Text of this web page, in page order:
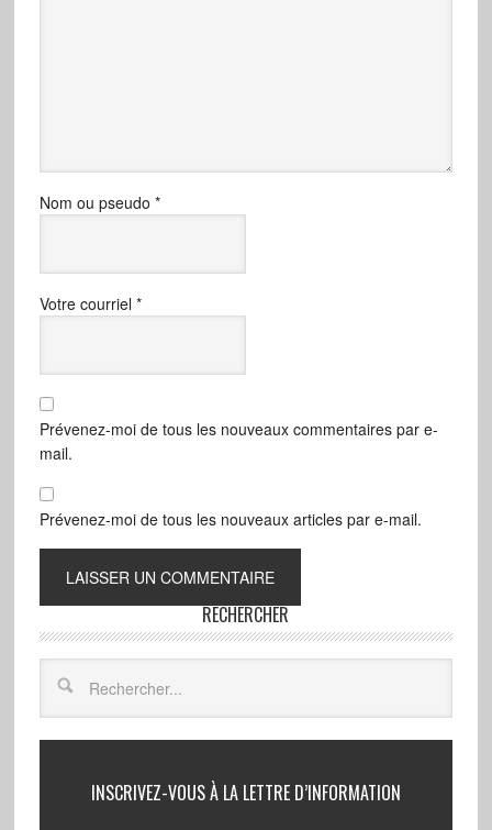
Nom ou pseudo *
Votre courriel *
Prévenez-moi de tous les nouveaux commentaires par e-
mail.
Prévenez-moi de tous les nouveaux articles par e-mail.
RECHERCHER
INSCRIVEZ-VOUS À LA LETTRE D’INFORMATION